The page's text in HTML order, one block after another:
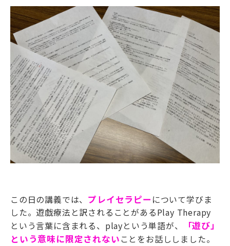
この日の講義では、 プレイセラピー について学びま
した。遊戯療法と訳されることがあるPlay Therapy
という言葉に含まれる、 playという単語が、
「遊び」
という意味に限定されない ことをお話ししました。